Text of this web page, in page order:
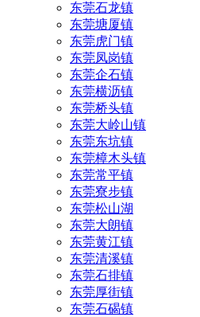
东莞石龙镇
东莞塘厦镇
东莞虎门镇
东莞凤岗镇
东莞企石镇
东莞横沥镇
东莞桥头镇
东莞大岭山镇
东莞东坑镇
东莞樟木头镇
东莞常平镇
东莞寮步镇
东莞松山湖
东莞大朗镇
东莞黄江镇
东莞清溪镇
东莞石排镇
东莞厚街镇
东莞石碣镇